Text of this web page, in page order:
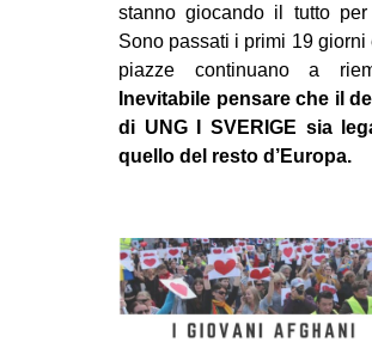
stanno giocando il tutto per
Sono passati i primi 19 giorni
piazze continuano a
Inevitabile pensare che il
di UNG I SVERIGE sia
quello del resto d’Europa.